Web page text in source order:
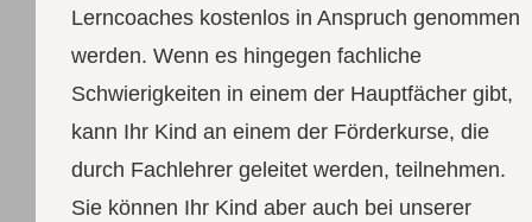
Lerncoaches kostenlos in Anspruch genommen
werden. Wenn es hingegen fachliche
Schwierigkeiten in einem der Hauptfächer gibt,
kann Ihr Kind an einem der Förderkurse, die
durch Fachlehrer geleitet werden, teilnehmen.
Sie können Ihr Kind aber auch bei unserer